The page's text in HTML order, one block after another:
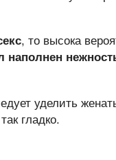
, то высока
наполнен
уделить
гладко.